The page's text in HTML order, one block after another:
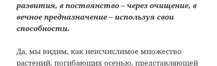
развития, в постоянство – через очищение, в
вечное предназначение – используя свои
способности.
Да, мы видим, как неисчислимое множество
растений, погибающих осенью, представляющей